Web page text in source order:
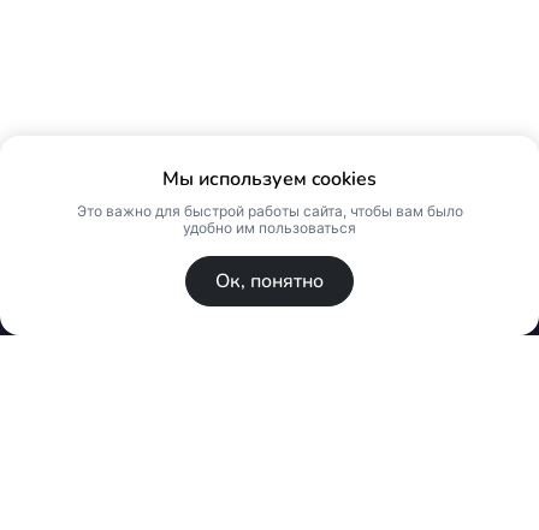
Мы используем cookies
Это важно для быстрой работы сайта, чтобы вам было
удобно им пользоваться
Ок, понятно